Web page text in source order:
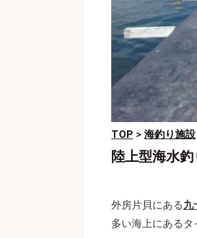
TOP > 海釣り施設
陸上型海水
外房片貝にある九
多い海上にあるタ